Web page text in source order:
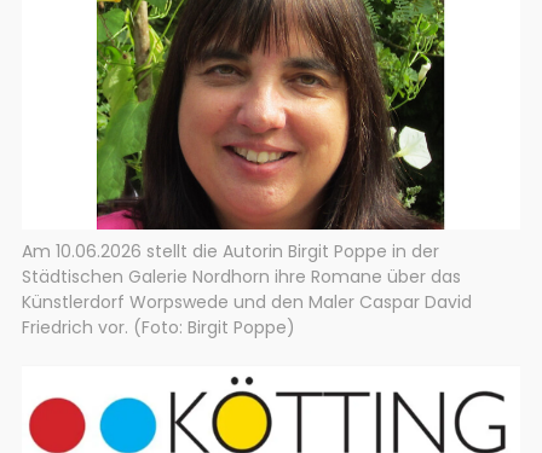
Am 10.06.2026 stellt die Autorin Birgit Poppe in der
Städtischen Galerie Nordhorn ihre Romane über das
Künstlerdorf Worpswede und den Maler Caspar David
Friedrich vor. (Foto: Birgit Poppe)